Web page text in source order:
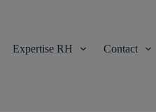
Expertise RH Contact